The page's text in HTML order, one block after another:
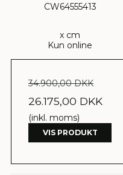
CW64555413
x cm
Kun online
34.900,00 DKK
26.175,00 DKK
(inkl. moms)
VIS PRODUKT